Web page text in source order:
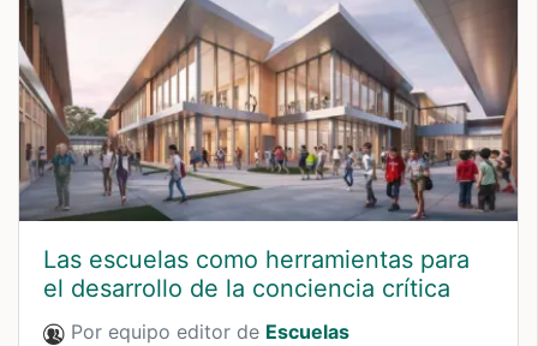
Las escuelas como herramientas para
el desarrollo de la conciencia crítica
Por equipo editor de Escuelas